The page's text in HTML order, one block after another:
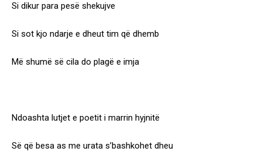
Si dikur para pesë shekujve
Si sot kjo ndarje e dheut tim që dhemb
Më shumë së cila do plagë e imja
Ndoashta lutjet e poetit i marrin hyjnitë
Së që besa as me urata s’bashkohet dheu